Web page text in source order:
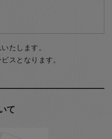
たします。
スとなります。
て